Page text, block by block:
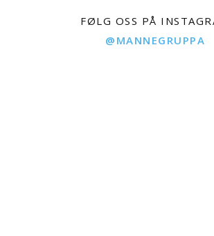
FØLG OSS PÅ
@MANNEGRUPPA